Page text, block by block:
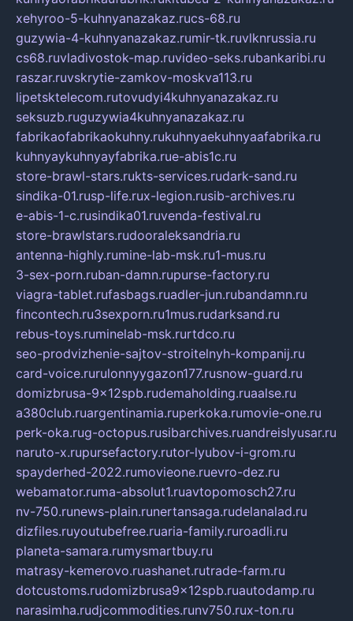
xehyroo-5-kuhnyanazakaz.rucs-68.ru
guzywia-4-kuhnyanazakaz.rumir-tk.ruvlknrussia.ru
cs68.ruvladivostok-map.ruvideo-seks.rubankaribi.ru
raszar.ruvskrytie-zamkov-moskva113.ru
lipetsktelecom.rutovudyi4kuhnyanazakaz.ru
seksuzb.ruguzywia4kuhnyanazakaz.ru
fabrikaofabrikaokuhny.rukuhnyaekuhnyaafabrika.ru
kuhnyaykuhnyayfabrika.rue-abis1c.ru
store-brawl-stars.rukts-services.rudark-sand.ru
sindika-01.rusp-life.rux-legion.rusib-archives.ru
e-abis-1-c.rusindika01.ruvenda-festival.ru
store-brawlstars.rudooraleksandria.ru
antenna-highly.rumine-lab-msk.ru1-mus.ru
3-sex-porn.ruban-damn.rupurse-factory.ru
viagra-tablet.rufasbags.ruadler-jun.rubandamn.ru
fincontech.ru3sexporn.ru1mus.rudarksand.ru
rebus-toys.ruminelab-msk.rurtdco.ru
seo-prodvizhenie-sajtov-stroitelnyh-kompanij.ru
card-voice.rurulonnyygazon177.rusnow-guard.ru
domizbrusa-9x12spb.rudemaholding.ruaalse.ru
a380club.ruargentinamia.ruperkoka.rumovie-one.ru
perk-oka.rug-octopus.rusibarchives.ruandreislyusar.ru
naruto-x.rupursefactory.rutor-lyubov-i-grom.ru
spayderhed-2022.rumovieone.ruevro-dez.ru
webamator.ruma-absolut1.ruavtopomosch27.ru
nv-750.runews-plain.runertansaga.rudelanalad.ru
dizfiles.ruyoutubefree.ruaria-family.ruroadli.ru
planeta-samara.rumysmartbuy.ru
matrasy-kemerovo.ruashanet.rutrade-farm.ru
dotcustoms.rudomizbrusa9x12spb.ruautodamp.ru
narasimha.rudjcommodities.runv750.rux-ton.ru